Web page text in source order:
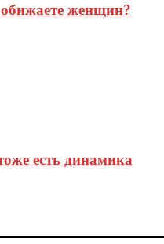
обижаете женщин?
есть динамика